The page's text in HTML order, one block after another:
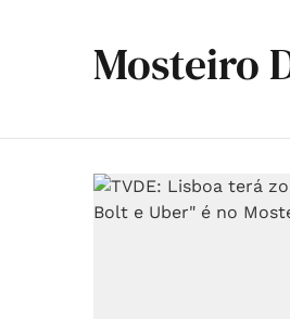
Mosteiro